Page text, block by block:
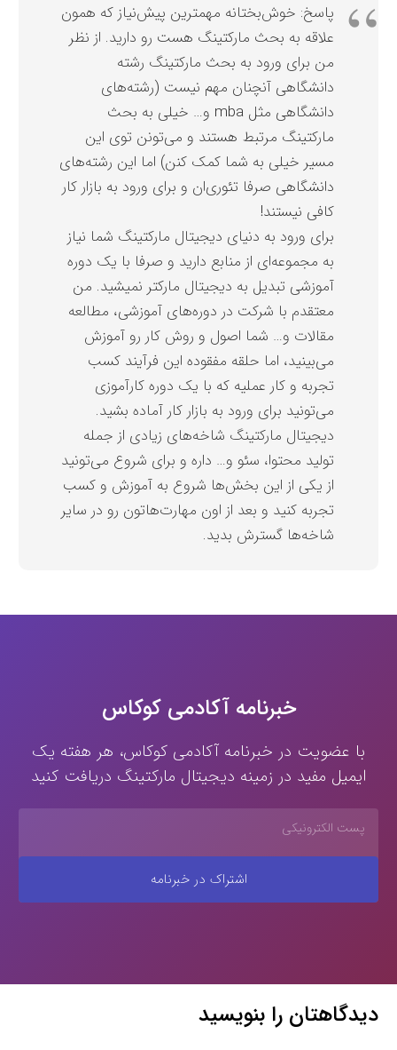
پاسخ: خوش‌بختانه مهمترین پیش‌نیاز که همون
علاقه به بحث مارکتینگ هست رو دارید. از نظر
من برای ورود به بحث مارکتینگ رشته
دانشگاهی آنچنان مهم نیست (رشته‌های
دانشگاهی مثل mba و… خیلی به بحث
مارکتینگ مرتبط هستند و می‌تونن توی این
مسیر خیلی به شما کمک کنن) اما این رشته‌های
دانشگاهی صرفا تئوری‌ان و برای ورود به بازار کار
کافی نیستند!
برای ورود به دنیای دیجیتال مارکتینگ شما نیاز
به مجموعه‌ای از منابع دارید و صرفا با یک دوره
آموزشی تبدیل به دیجیتال مارکتر نمیشید. من
معتقدم با شرکت در دوره‌های آموزشی، مطالعه
مقالات و… شما اصول و روش کار رو آموزش
می‌بینید، اما حلقه مفقوده این فرآیند کسب
تجربه و کار عملیه که با یک دوره کارآموزی
می‌تونید برای ورود به بازار کار آماده بشید.
دیجیتال مارکتینگ شاخه‌های زیادی از جمله
تولید محتوا، سئو و… داره و برای شروع می‌تونید
از یکی از این بخش‌ها شروع به آموزش و کسب
تجربه کنید و بعد از اون مهارت‌هاتون رو در سایر
شاخه‌ها گسترش بدید.
خبرنامه آکادمی کوکاس
با عضویت در خبرنامه آکادمی کوکاس، هر هفته یک
ایمیل مفید در زمینه دیجیتال مارکتینگ دریافت کنید
اشتراک در خبرنامه
دیدگاهتان را بنویسید